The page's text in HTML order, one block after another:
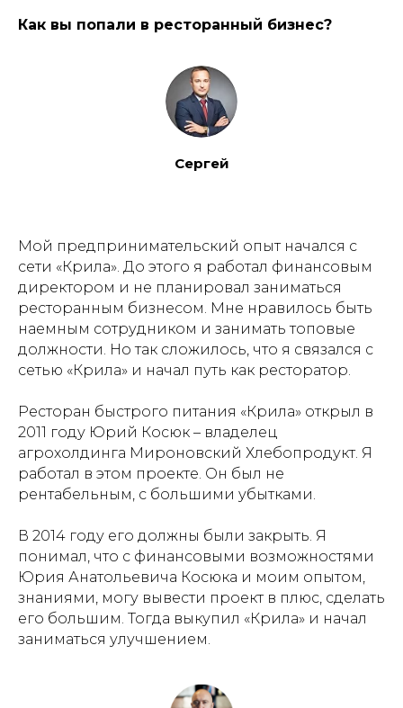
Как вы попали в ресторанный бизнес?
Сергей
Мой предпринимательский опыт начался с
сети «Крила». До этого я работал финансовым
директором и не планировал заниматься
ресторанным бизнесом. Мне нравилось быть
наемным сотрудником и занимать топовые
должности. Но так сложилось, что я связался с
сетью «Крила» и начал путь как ресторатор.
Ресторан быстрого питания «Крила» открыл в
2011 году Юрий Косюк – владелец
агрохолдинга Мироновский Хлебопродукт. Я
работал в этом проекте. Он был не
рентабельным, с большими убытками.
В 2014 году его должны были закрыть. Я
понимал, что с финансовыми возможностями
Юрия Анатольевича Косюка и моим опытом,
знаниями, могу вывести проект в плюс, сделать
его большим. Тогда выкупил «Крила» и начал
заниматься улучшением.